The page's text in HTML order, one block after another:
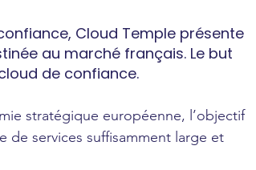
Cloud Temple présente
au marché français. Le but
de confiance.
stratégique européenne, l’objectif
services suffisamment large et